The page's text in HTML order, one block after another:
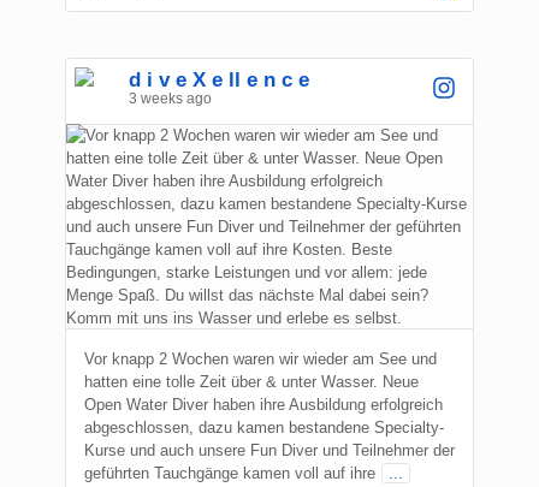
d i v e X e ll e n c e
3 weeks ago
Vor knapp 2 Wochen waren wir wieder am See und
hatten eine tolle Zeit über & unter Wasser. Neue
Open Water Diver haben ihre Ausbildung erfolgreich
abgeschlossen, dazu kamen bestandene Specialty-
Kurse und auch unsere Fun Diver und Teilnehmer der
geführten Tauchgänge kamen voll auf ihre
...